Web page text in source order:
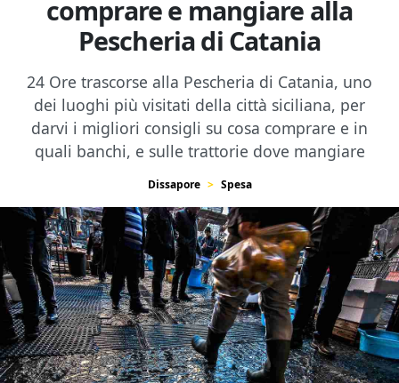
comprare e mangiare alla
Pescheria di Catania
24 Ore trascorse alla Pescheria di Catania, uno
dei luoghi più visitati della città siciliana, per
darvi i migliori consigli su cosa comprare e in
quali banchi, e sulle trattorie dove mangiare
Dissapore Spesa